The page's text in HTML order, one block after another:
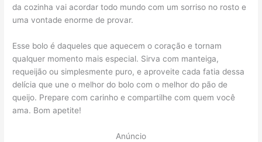
da cozinha vai acordar todo mundo com um sorriso no rosto e
uma vontade enorme de provar.
Esse bolo é daqueles que aquecem o coração e tornam
qualquer momento mais especial. Sirva com manteiga,
requeijão ou simplesmente puro, e aproveite cada fatia dessa
delícia que une o melhor do bolo com o melhor do pão de
queijo. Prepare com carinho e compartilhe com quem você
ama. Bom apetite!
Anúncio